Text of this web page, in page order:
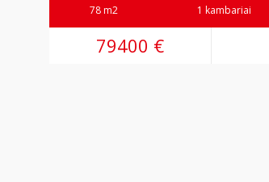
78 m2 1 kambariai
79400 €